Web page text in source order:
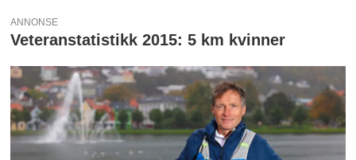
ANNONSE
Veteranstatistikk 2015: 5 km kvinner